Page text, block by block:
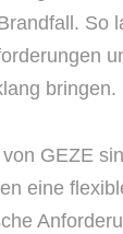
So
bringen.
GEZE
eine